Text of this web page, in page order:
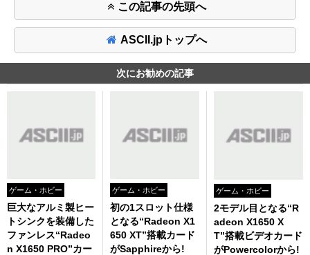
この記事の先頭へ
ASCII.jpトップへ
次にお勧めの記事
ゲーム・ホビー
巨大なアルミ製ヒー
トシンクを装備した
ファンレス“Radeo
n X1650 PRO”カー
ゲーム・ホビー
初の1スロット仕様
となる“Radeon X1
650 XT”搭載カード
がSapphireから!
ゲーム・ホビー
2モデル目となる“R
adeon X1650 X
T”搭載ビデオカード
がPowercolorから!